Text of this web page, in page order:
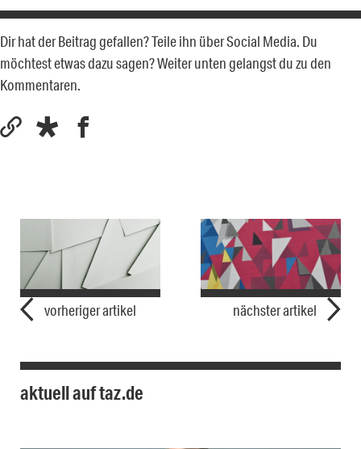
Dir hat der Beitrag gefallen? Teile ihn über Social Media. Du
möchtest etwas dazu sagen? Weiter unten gelangst du zu den
Kommentaren.
vorheriger artikel nächster artikel
aktuell auf taz.de